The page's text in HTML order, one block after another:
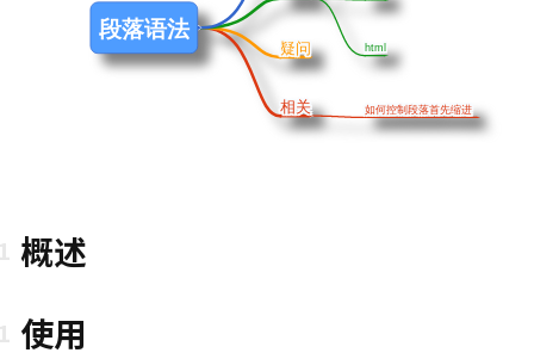
段落语法
相关
相关 如何控制段落首先缩进
如何控制段落首先缩进
疑问
疑问 html
html
概述
使用